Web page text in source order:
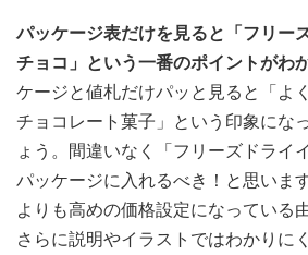
パッケージ表だけを見ると「フリー
チョコ」という一番のポイントがわ
ケージと値札だけパッと見ると「よ
チョコレート菓子」という印象にな
ょう。間違いなく「フリーズドライ
パッケージに入れるべき！と思いま
よりも高めの価格設定になっている
さらに説明やイラストではわかりに